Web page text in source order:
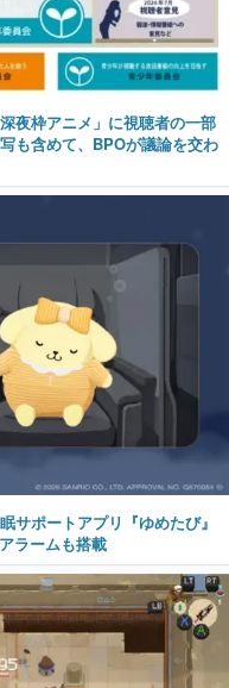
夜枠アニメ」に視聴者の一部
も含めて、BPOが議論を交わ
サポートアプリ『ゆめたび』
ラームも搭載